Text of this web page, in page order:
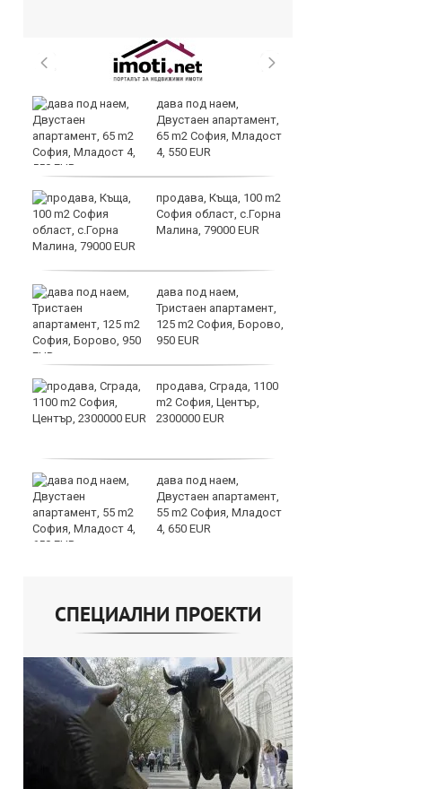
дава под наем,
Двустаен апартамент,
65 m2 София, Младост
4, 550 EUR
продава, Къща, 100 m2
София област, с.Горна
Малина, 79000 EUR
дава под наем,
Тристаен апартамент,
125 m2 София, Борово,
950 EUR
продава, Сграда, 1100
m2 София, Център,
2300000 EUR
дава под наем,
Двустаен апартамент,
55 m2 София, Младост
4, 650 EUR
СПЕЦИАЛНИ ПРОЕКТИ